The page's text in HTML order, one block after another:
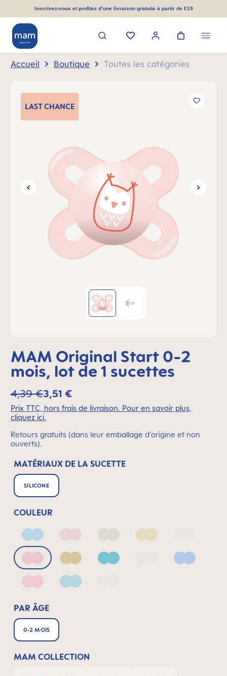
principal
Inscrivez-vous et profitez d’une livraison gratuite à partir de €19
Accueil Boutique Toutes les catégories
LASTCHANCE
MAM Original Start 0-2
mois, lot de 1 sucettes
3,51 €
4,39 €
Prix TTC, hors frais de livraison. Pour en savoir plus,
cliquez ici.
Retours gratuits (dans leur emballage d'origine et non
ouverts).
MATÉRIAUX DE LA SUCETTE
SILICONE
COULEUR
Arctic Blue Linen
Matt BlushMatt LinenMatt Sage Pale MintPowder
Quartz Rose
Sage
PAR ÂGE
0-2 MOIS
MAM COLLECTION